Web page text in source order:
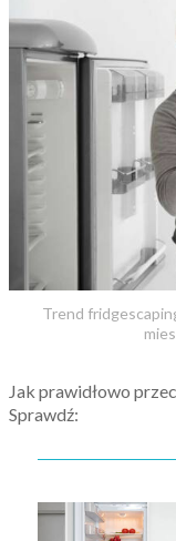
Trend
Jak prawidłowo
Sprawdź: